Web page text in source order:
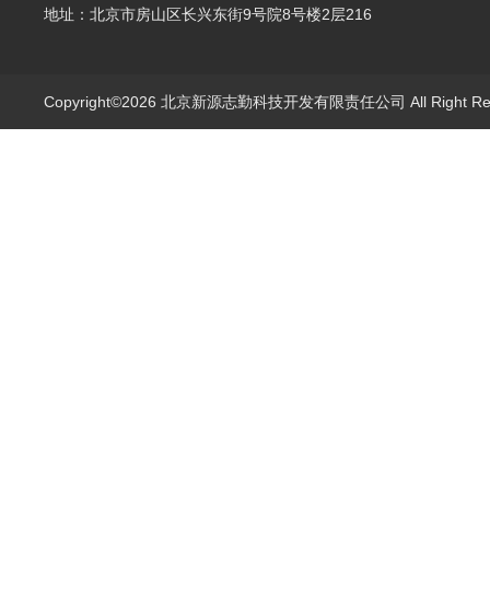
地址：北京市房山区长兴东街9号院8号楼2层216
Copyright©2026 北京新源志勤科技开发有限责任公司 All Right